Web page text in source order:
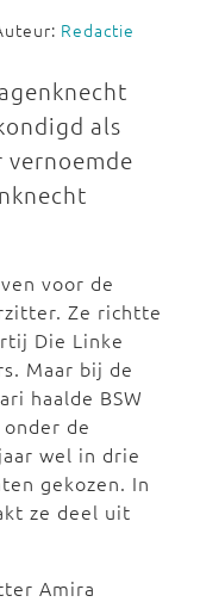
Redactie
als
voor de
Ze richtte
Die Linke
Maar bij de
haalde BSW
de
wel in drie
gekozen. In
ze deel uit
Amira